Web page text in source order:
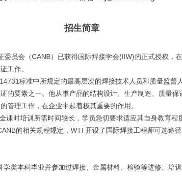
招生简章
委员会（CANB）已获得国际焊接学会(IIW)的正式授权，
工作。
标准中所规定的最高层次的焊接技术人员和质量监督
的要素之一。他从事产品的结构设计、生产制造、质量保
管理工作，在企业中起着极其重要的作用。
课时培训所需时间较长，学员急切要求适应其自身教育程
的相关规程规定，WTI 开设了国际焊接工程师可选途
学类本科毕业并参加过焊接、金属材料、检验等进修、培